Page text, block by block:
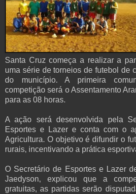
Santa Cruz começa a realizar a
uma série de torneios de futebol de
do município. A primeira
competição será o Assentamento
para as 08 horas.
A ação será desenvolvida pela
Esportes e Lazer e conta com o
Agricultura. O objetivo é difundir o
rurais, incentivando a prática
O Secretário de Esportes e Lazer
Jaedyson, explicou que a
gratuitas, as partidas serão